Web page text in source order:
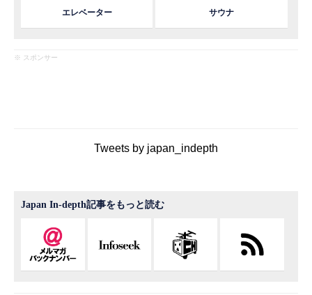
エレベーター サウナ
※ スポンサー
Tweets by japan_indepth
Japan In-depth記事をもっと読む